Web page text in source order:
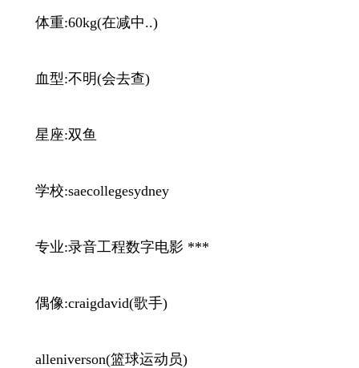
体重:60kg(在减中..)
血型:不明(会去查)
星座:双鱼
学校:saecollegesydney
专业:录音工程数字电影 ***
偶像:craigdavid(歌手)
alleniverson(篮球运动员)